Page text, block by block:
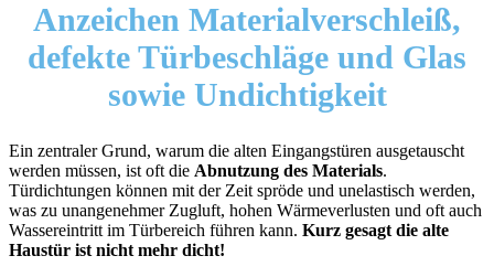
Anzeichen Materialverschleiß,
defekte Türbeschläge und Glas
sowie Undichtigkeit
Ein zentraler Grund, warum die alten Eingangstüren ausgetauscht
werden müssen, ist oft die Abnutzung des Materials.
Türdichtungen können mit der Zeit spröde und unelastisch werden,
was zu unangenehmer Zugluft, hohen Wärmeverlusten und oft auch
Wassereintritt im Türbereich führen kann. Kurz gesagt die alte
Haustür ist nicht mehr dicht!